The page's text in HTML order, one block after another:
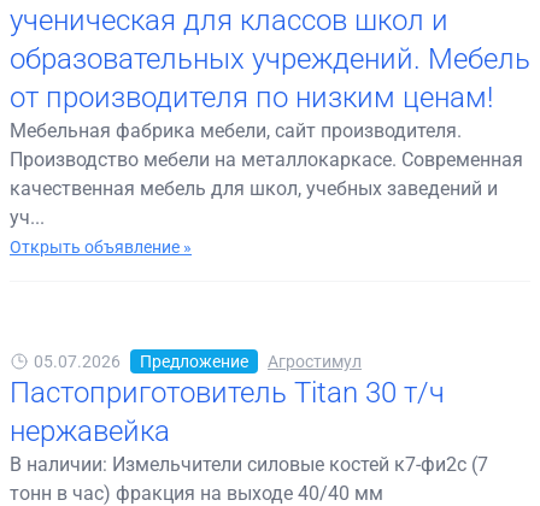
ученическая для классов школ и
образовательных учреждений. Мебель
от производителя по низким ценам!
Мебельная фабрика мебели, сайт производителя.
Производство мебели на металлокаркасе. Современная
качественная мебель для школ, учебных заведений и
уч...
Открыть объявление »
05.07.2026 Предложение Агростимул
Пастоприготовитель Titan 30 т/ч
нержавейка
В наличии: Измельчители силовые костей к7-фи2с (7
тонн в час) фракция на выходе 40/40 мм